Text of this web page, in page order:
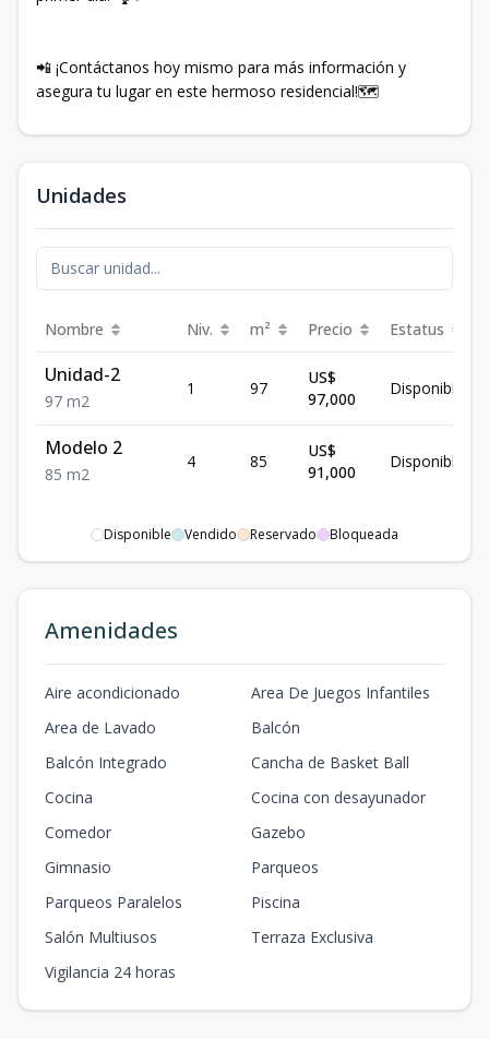
📲 ¡Contáctanos hoy mismo para más información y
asegura tu lugar en este hermoso residencial!🗺
Unidades
Nombre Niv. m² Precio Estatus
Unidad-2
97 m2
1 97
US$
97,000
Disponible
Modelo 2
85 m2
4 85
US$
91,000
Disponible
Disponible Vendido Reservado Bloqueada
Amenidades
Aire acondicionado
Area De Juegos Infantiles
Area de Lavado
Balcón
Balcón Integrado
Cancha de Basket Ball
Cocina
Cocina con desayunador
Comedor
Gazebo
Gimnasio
Parqueos
Parqueos Paralelos
Piscina
Salón Multiusos
Terraza Exclusiva
Vigilancia 24 horas